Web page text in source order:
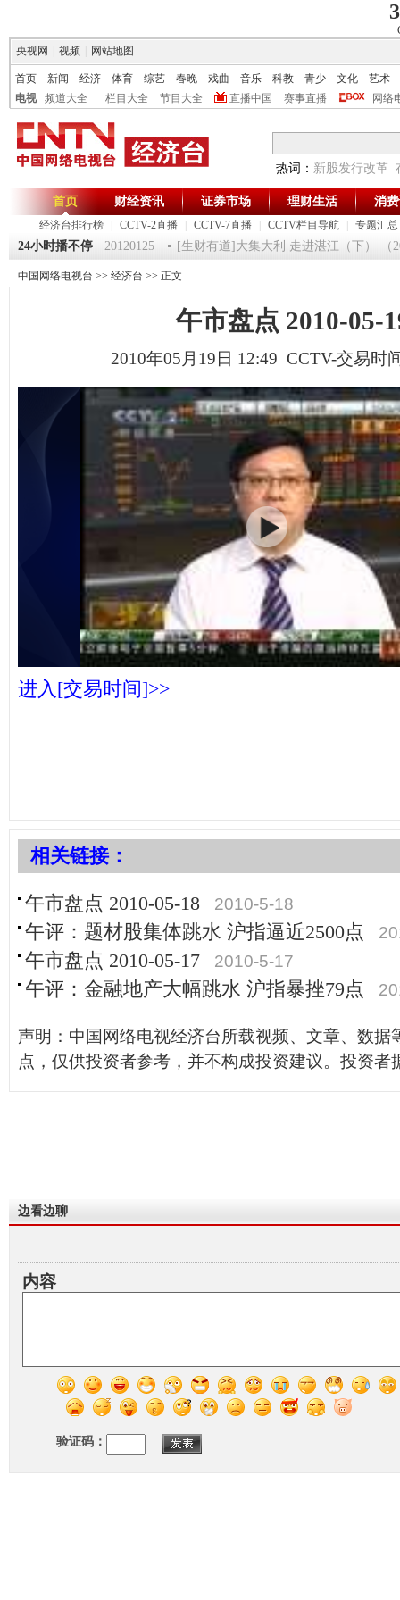
央视网
视频 网站地图
首页 新闻 经济 体育 综艺 春晚 戏曲 音乐 科教 青少 文化
艺术
电视
频道大全 栏目大全 节目大全 直播中国 赛事直播 网络
热词： 新股发行改革
首页
经济台排行榜 CCTV-2直播 CCTV-7直播 CCTV栏目导航 专题汇总
财经资讯 证券市场 理财生活 消
24小时播不停
《第一时间》 20120125 [生财有道]大集大利 走进湛江（下） （
中国网络电视台 >> 经济台 >> 正文
午市盘点 2010-05-
2010年05月19日 12:49 CCTV-交易时
进入[交易时间]>>
相关链接：
午市盘点 2010-05-18 2010-5-18
午评：题材股集体跳水 沪指逼近2500点
午市盘点 2010-05-17 2010-5-17
午评：金融地产大幅跳水 沪指暴挫79点
声明：中国网络电视经济台所载视频、文章、数据
点，仅供投资者参考，并不构成投资建议。投资者
边看边聊
内容
验证码：